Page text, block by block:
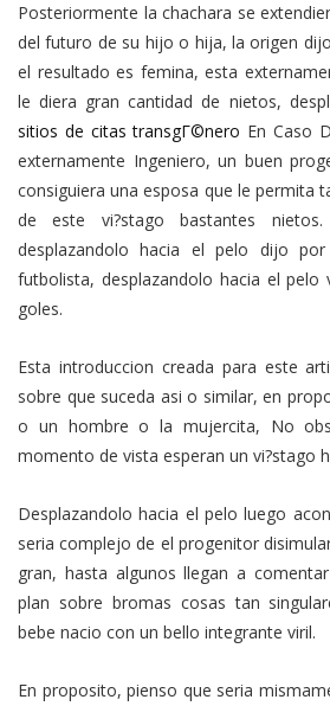
Posteriormente la chachara se
del futuro de su hijo o hija, la origen
el resultado es femina, esta
le diera gran cantidad de nietos,
sitios de citas transgГ©nero En Caso
externamente Ingeniero, un buen
consiguiera una esposa que le permita
de este vi?stago bastantes
desplazandolo hacia el pelo dijo
futbolista, desplazandolo hacia el pelo
goles.
Esta introduccion creada para este
sobre que suceda asi o similar, en
o un hombre o la mujercita, No
momento de vista esperan un vi?stago
Desplazandolo hacia el pelo luego
seri­a complejo de el progenitor
gran, hasta algunos llegan a
plan sobre bromas cosas tan
bebe nacio con un bello integrante viril.
En proposito, pienso que seri­a